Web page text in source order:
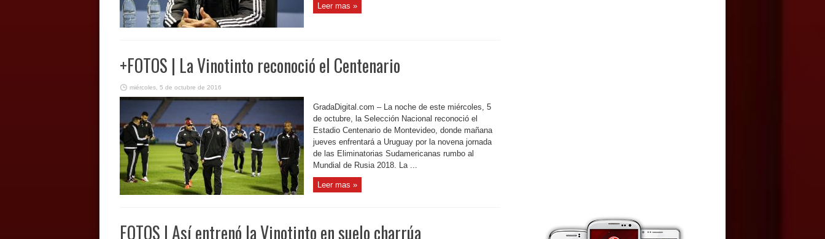
Leer mas »
+FOTOS | La Vinotinto reconoció el Centenario
miércoles, 5 de octubre de 2016
GradaDigital.com – La noche de este miércoles, 5
de octubre, la Selección Nacional reconoció el
Estadio Centenario de Montevideo, donde mañana
jueves enfrentará a Uruguay por la novena jornada
de las Eliminatorias Sudamericanas rumbo al
Mundial de Rusia 2018. La ...
Leer mas »
FOTOS | Así entrenó la Vinotinto en suelo charrúa